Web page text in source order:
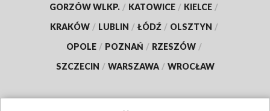
GORZÓW WLKP. / KATOWICE / KIELCE /
KRAKÓW / LUBLIN / ŁÓDŹ / OLSZTYN /
OPOLE / POZNAŃ / RZESZÓW /
SZCZECIN / WARSZAWA / WROCŁAW